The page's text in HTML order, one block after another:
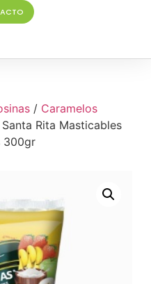
/ Caramelos
Rita Masticables
300gr